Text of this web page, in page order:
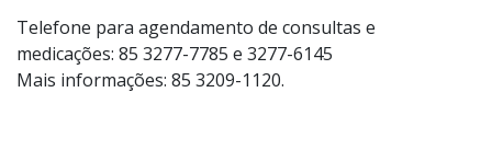
Telefone para agendamento de consultas e
medicações: 85 3277-7785 e 3277-6145
Mais informações: 85 3209-1120.